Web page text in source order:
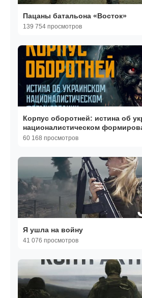
Пацаны батальона «Восток»
139 754 просмотров
Корпус оборотней: истина об
националистическом
60 168 просмотров
Я ушла на войну
41 076 просмотров